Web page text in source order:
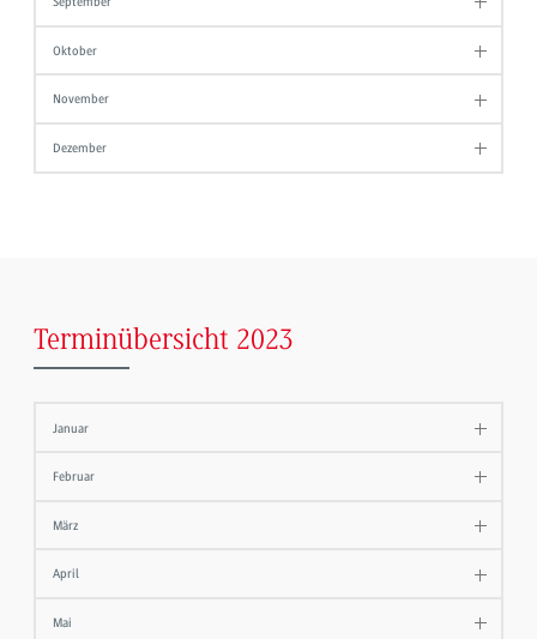
Oktober
November
Dezember
Terminübersicht 2023
Januar
Februar
März
April
Mai